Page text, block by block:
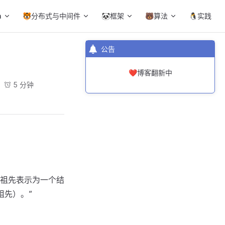
公告
❤️博客翻新中
🐯分布式与中间件 🐼框架 🐻算法 🐧实践
5 分钟
先表示为一个结
先）。”